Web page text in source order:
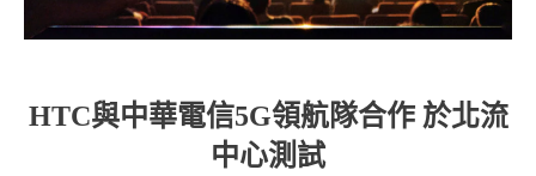
HTC與中華電信5G領航隊合作 於北流
中心測試